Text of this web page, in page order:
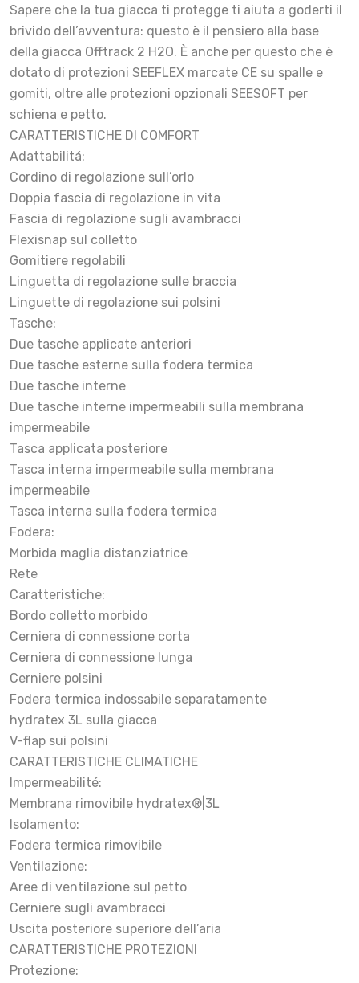
Sapere che la tua giacca ti protegge ti aiuta a goderti il
brivido dell’avventura: questo è il pensiero alla base
della giacca Offtrack 2 H2O. È anche per questo che è
dotato di protezioni SEEFLEX marcate CE su spalle e
gomiti, oltre alle protezioni opzionali SEESOFT per
schiena e petto.
CARATTERISTICHE DI COMFORT
Adattabilitá:
Cordino di regolazione sull’orlo
Doppia fascia di regolazione in vita
Fascia di regolazione sugli avambracci
Flexisnap sul colletto
Gomitiere regolabili
Linguetta di regolazione sulle braccia
Linguette di regolazione sui polsini
Tasche:
Due tasche applicate anteriori
Due tasche esterne sulla fodera termica
Due tasche interne
Due tasche interne impermeabili sulla membrana
impermeabile
Tasca applicata posteriore
Tasca interna impermeabile sulla membrana
impermeabile
Tasca interna sulla fodera termica
Fodera:
Morbida maglia distanziatrice
Rete
Caratteristiche:
Bordo colletto morbido
Cerniera di connessione corta
Cerniera di connessione lunga
Cerniere polsini
Fodera termica indossabile separatamente
hydratex 3L sulla giacca
V-flap sui polsini
CARATTERISTICHE CLIMATICHE
Impermeabilité:
Membrana rimovibile hydratex®|3L
Isolamento:
Fodera termica rimovibile
Ventilazione:
Aree di ventilazione sul petto
Cerniere sugli avambracci
Uscita posteriore superiore dell’aria
CARATTERISTICHE PROTEZIONI
Protezione: